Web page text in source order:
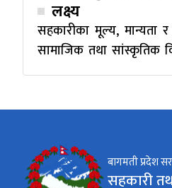
लक्ष्य
सहकारीका मूल्य, मान्यता
सामाजिक तथा सांस्कृतिक
बागमती प्रदेश
सहकारी